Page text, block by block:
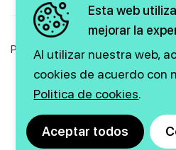
Política de Privacidad Política de
Copyright © 2026
Esta web
mejorar la
Al utilizar nuestra web,
cookies de acuerdo con
Politica de cookies.
Aceptar todos